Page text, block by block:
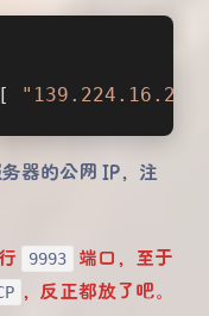
"139.224.16.2/
器的公网 IP，注
9993
端口，至于
，反正都放了吧。